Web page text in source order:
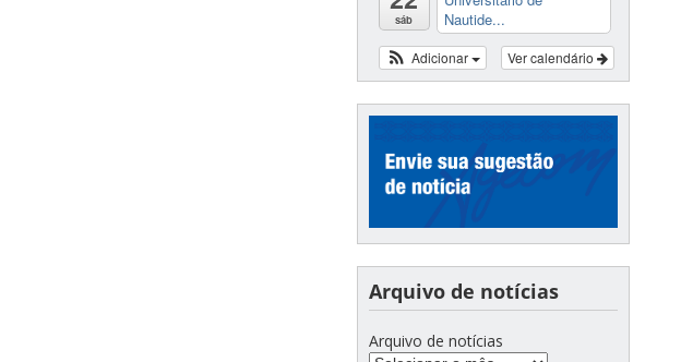
sáb
Nautide...
Ver calendário
Adicionar
Arquivo de notícias
Arquivo de notícias